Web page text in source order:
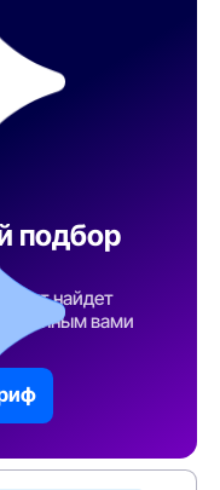
подбор
найдет
вами